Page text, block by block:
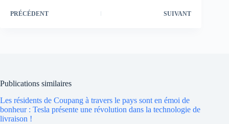
PRÉCÉDENT SUIVANT
Publications similaires
Les résidents de Coupang à travers le pays sont en émoi de
bonheur : Tesla présente une révolution dans la technologie de
livraison !